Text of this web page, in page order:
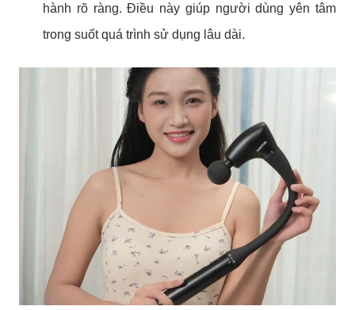
hành rõ ràng. Điều này giúp người dùng yên tâm
trong suốt quá trình sử dụng lâu dài.